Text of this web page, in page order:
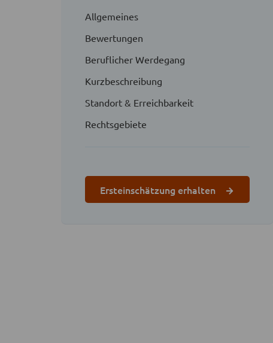
Allgemeines
Bewertungen
Beruflicher Werdegang
Kurzbeschreibung
Standort & Erreichbarkeit
Rechtsgebiete
Ersteinschätzung erhalten